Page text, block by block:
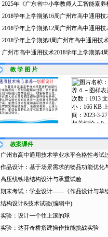
2025年《广东省中小学教师人工智能素
2018学年上学期第16周广州市高中通用
2018学年上学期第12周广州市高中通用
2018学年上学期第8周广州市高中通用技
广州市高中通用技术2018学年上学期第4
教 学 图 片
教案课件
广州市高中通用技术学业水平合格性考试
作品设计：基于场景需求的物品功能优化
高压线铁塔结构设计与承重试验
期末考试：学业设计——《作品设计与草
结构设计&技术试验(编辑中)
实验：设计一个往上滚的球
实验：达芬奇桥搭建操作技能挑战实验